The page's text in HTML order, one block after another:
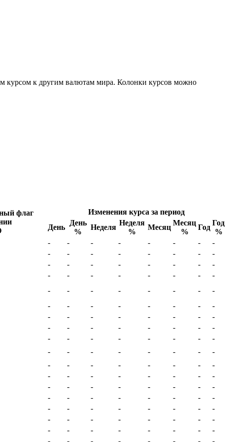
курсом к другим валютам мира. Колонки курсов можно
Изменения курса за период
День
День
%
Неделя
Неделя
%
Месяц
Месяц
%
Год
Год
%
- - - - - - -
-
- - - - - - -
-
- - - - - - -
-
- - - - - - -
-
- - - - - - -
-
- - - - - - -
-
- - - - - - -
-
- - - - - - -
-
- - - - - - -
-
- - - - - - -
-
- - - - - - -
-
- - - - - - -
-
- - - - - - -
-
- - - - - - -
-
- - - - - - -
-
- - - - - - -
-
- - - - - - -
-